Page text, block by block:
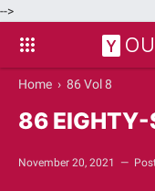
-->
Y
Home › 86 Vol 8
86 EIGHTY-
November 20, 2021